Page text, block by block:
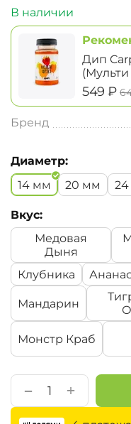
В наличии
Дип
‍549‍ ₽
Бренд
Диаметр:
14 мм
20 мм
Вкус:
Медовая
Дыня
Клубника
Мандарин
Монстр Краб
+
−